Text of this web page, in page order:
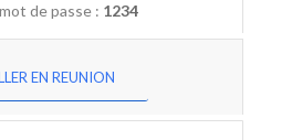
de passe : 1234
EN REUNION